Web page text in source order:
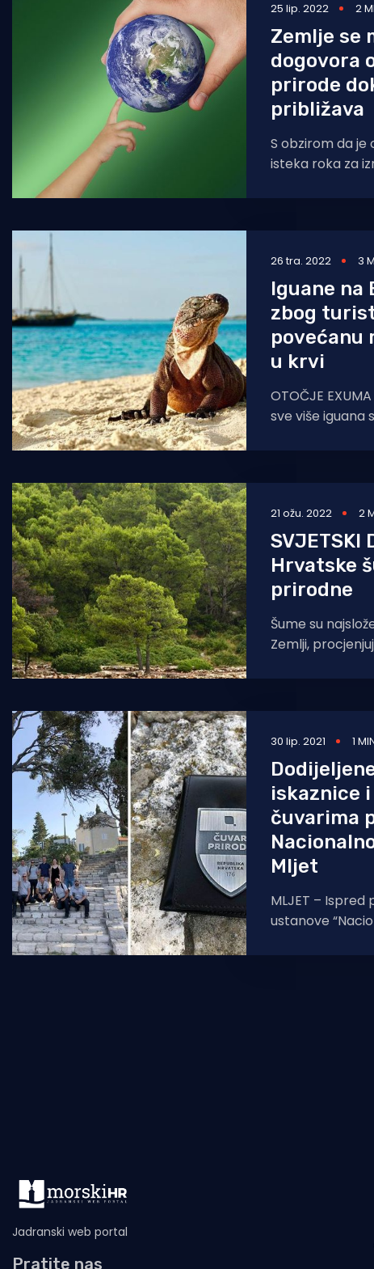
25 lip. 2022 2
Zemlje se
dogovora
prirode
približava
S obzirom da je
isteka roka za
biološke
26 tra. 2022 3
Iguane na
zbog
povećanu
u krvi
OTOČJE
sve više iguana
ih
21 ožu. 2022 2
SVJETSKI
Hrvatske
prirodne
Šume su
Zemlji,
kao i da čuvaju
30 lip. 2021 1
iskaznice
čuvarima
Mljet
MLJET –
ustanove
službene
Jadranski web portal
Pratite nas